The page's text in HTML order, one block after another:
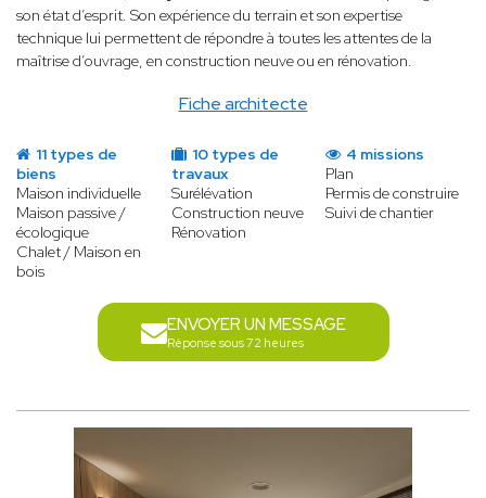
Fiche architecte
son état d’esprit. Son expérience du terrain et son expertise
technique lui permettent de répondre à toutes les attentes de la
maîtrise d’ouvrage, en construction neuve ou en rénovation.
11 types de
biens
Maison individuelle
Maison passive /
écologique
Chalet / Maison en
bois
10 types de
travaux
Surélévation
Construction neuve
Rénovation
4 missions
Plan
Permis de construire
Suivi de chantier
ENVOYER UN MESSAGE
Réponse sous 72 heures